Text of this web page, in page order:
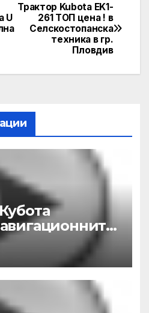
Трактор Kubota EK1-
261 ТОП цена ! в
Селскостопанска
техника в гр.
Пловдив
U